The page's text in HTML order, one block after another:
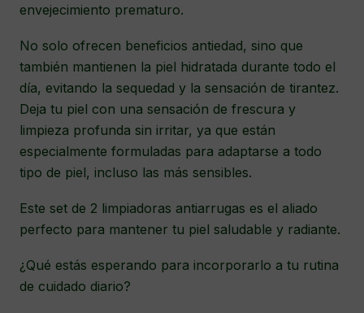
envejecimiento prematuro.
No solo ofrecen beneficios antiedad, sino que
también mantienen la piel hidratada durante todo el
día, evitando la sequedad y la sensación de tirantez.
Deja tu piel con una sensación de frescura y
limpieza profunda sin irritar, ya que están
especialmente formuladas para adaptarse a todo
tipo de piel, incluso las más sensibles.
Este set de 2 limpiadoras antiarrugas es el aliado
perfecto para mantener tu piel saludable y radiante.
¿Qué estás esperando para incorporarlo a tu rutina
de cuidado diario?